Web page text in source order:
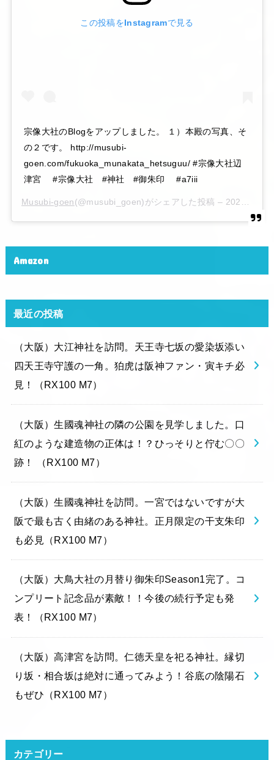
この投稿をInstagramで見る
宗像大社のBlogをアップしました。 １）本殿の写真、そ
の２です。 http://musubi-
goen.com/fukuoka_munakata_hetsuguu/ #宗像大社辺
津宮 #宗像大社 #神社 #御朱印 #a7iii
Musubi-goen(@musubi_goen)がシェアした投稿 – 2020年 6月月6日午後10時15分PDT
Amazon
最近の投稿
（大阪）大江神社を訪問。天王寺七坂の愛染坂添い
四天王寺守護の一角。狛虎は阪神ファン・寅キチ必
見！（RX100 M7）
（大阪）生國魂神社の隣の公園を見学しました。口
紅のような建造物の正体は！？ひっそりと佇む〇〇
跡！ （RX100 M7）
（大阪）生國魂神社を訪問。一宮ではないですが大
阪で最も古く由緒のある神社。正月限定の干支朱印
も必見（RX100 M7）
（大阪）大鳥大社の月替り御朱印Season1完了。コ
ンプリート記念品が素敵！！今後の続行予定も発
表！（RX100 M7）
（大阪）高津宮を訪問。仁徳天皇を祀る神社。縁切
り坂・相合坂は絶対に通ってみよう！谷底の陰陽石
もぜひ（RX100 M7）
カテゴリー